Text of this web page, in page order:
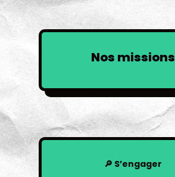
Nos missions
🔎 S’engager